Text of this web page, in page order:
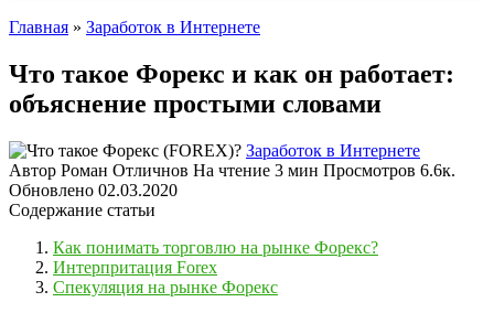
Главная » Заработок в Интернете
Что такое Форекс и как он работает:
объяснение простыми словами
Заработок в Интернете
Автор Роман Отличнов На чтение 3 мин Просмотров 6.6к.
Обновлено 02.03.2020
Содержание статьи
Как понимать торговлю на рынке Форекс?
Интерпритация Forex
Спекуляция на рынке Форекс